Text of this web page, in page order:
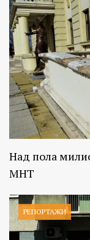
Над пола
МНТ
РЕПОРТАЖИ